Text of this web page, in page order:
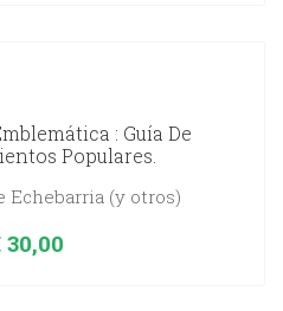
: Guía De
Populares.
Echebarria (y otros)
30,00